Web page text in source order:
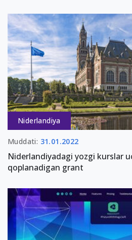
Niderlandiya
Muddati: 31.01.2022
Niderlandiyadagi yozgi kurslar
qoplanadigan grant